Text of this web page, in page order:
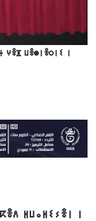
ⵖⴻⴼ ⵡⴻⵙⵏⴻⵔⵏⵉ ⵏ
ⵍⵡⴰⵍⵉⵢⴻⵏ ⵏ